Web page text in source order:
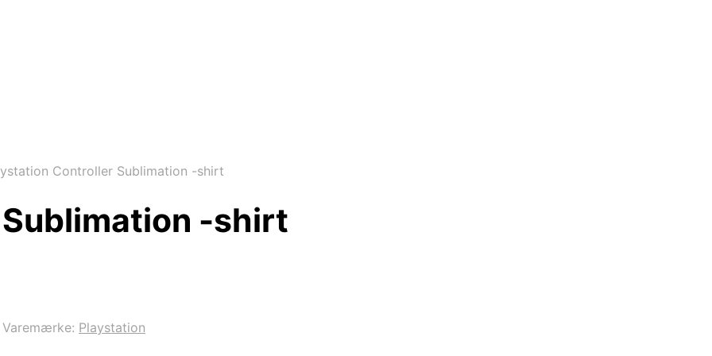
Controller Sublimation -shirt
-shirt
Varemærke: Playstation